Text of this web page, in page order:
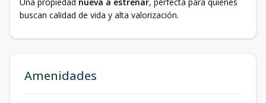
buscan calidad de vida y alta valorización.
Amenidades